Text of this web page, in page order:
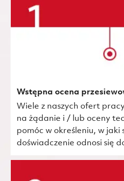
Wstępna ocena
Wiele z naszych ofert
na żądanie i / lub oceny
pomóc w określeniu, w jaki
doświadczenie odnosi się